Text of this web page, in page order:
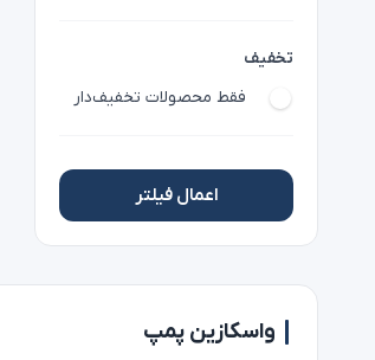
تخفیف
فقط محصولات تخفیف‌دار
اعمال فیلتر
واسکازین پمپ